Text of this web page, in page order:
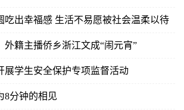
吃出幸福感 生活不易愿被社会温柔以待
外籍主播侨乡浙江文成“闹元宵”
展学生安全保护专项监督活动
8分钟的相见